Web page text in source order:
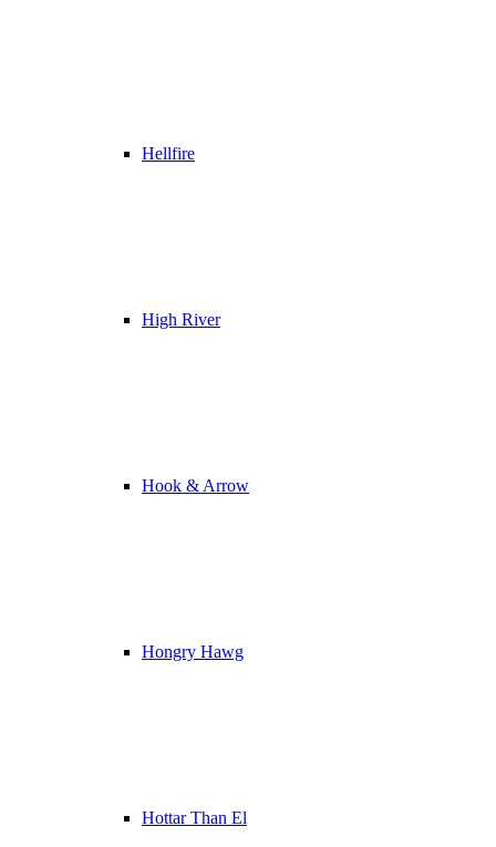
Hellfire
High River
Hook & Arrow
Hongry Hawg
Hottar Than El